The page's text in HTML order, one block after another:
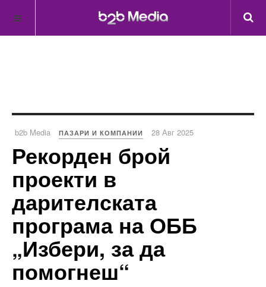
b2b Media ПАЗАРИ И КОМПАНИИ 28 Авг 2025
Рекорден брой
проекти в
дарителската
програма на ОББ
„Избери, за да
помогнеш“